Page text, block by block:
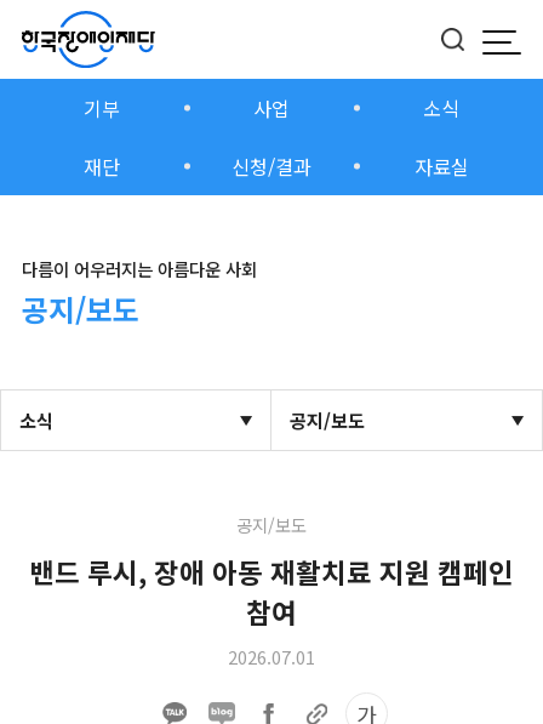
모
버튼
기부 사업
소식
재단
신청/결과 자료실
다름이 어우러지는 아름다운 사회
공지/보도
소식 공지/보도
공지/보도
밴드 루시, 장애 아동 재활치료 지원 캠페인
참여
2026.07.01
가